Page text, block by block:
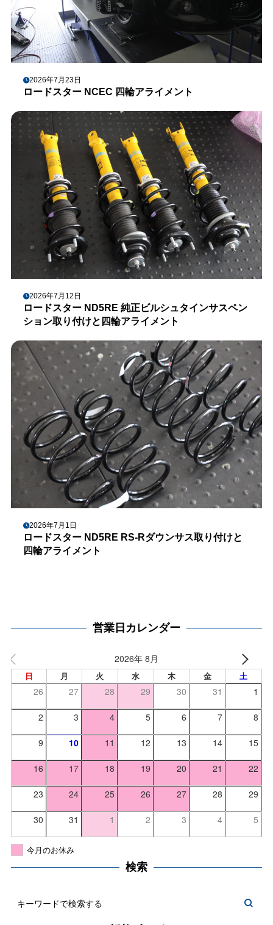
2026年7月23日
ロードスター NCEC 四輪アライメント
2026年7月12日
ロードスター ND5RE 純正ビルシュタインサスペン
ション取り付けと四輪アライメント
2026年7月1日
ロードスター ND5RE RS-Rダウンサス取り付けと
四輪アライメント
営業日カレンダー
2026年 8月
日 月 火 水 木 金 土
26 27 28 29 30 31 1
2 3 4 5 6 7 8
9 10 11 12 13 14 15
16 17 18 19 20 21 22
23 24 25 26 27 28 29
30 31 1 2 3 4 5
今月のお休み
検索